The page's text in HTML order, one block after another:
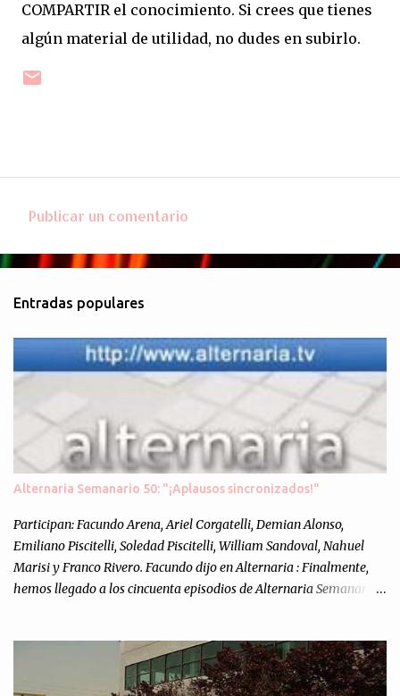
COMPARTIR el conocimiento. Si crees que tienes
algún material de utilidad, no dudes en subirlo.
o
e
n
t
o
s
Publicar un comentario
Entradas populares
Alternaria Semanario 50: "¡Aplausos sincronizados!"
Participan: Facundo Arena, Ariel Corgatelli, Demian Alonso,
Emiliano Piscitelli, Soledad Piscitelli, William Sandoval, Nahuel
Marisi y Franco Rivero. Facundo dijo en Alternaria : Finalmente,
hemos llegado a los cincuenta episodios de Alternaria Semanario.
nuestra propia óptica: un punto de vista independiente e
informal.Para festejarlo, se nos ocurrió que estemos todos juntos; y